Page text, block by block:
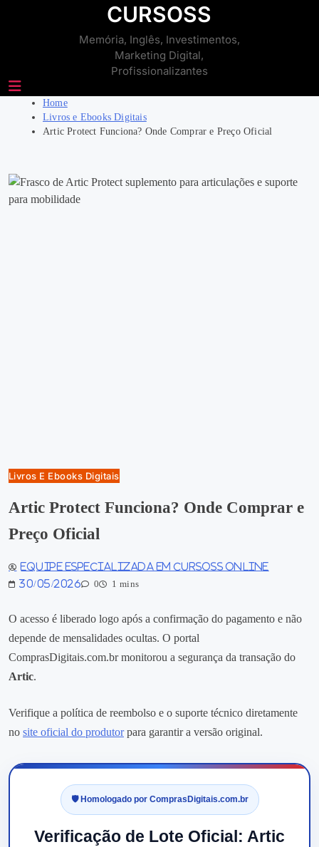
CURSOSS
Memória, Inglês, Investimentos,
Marketing Digital,
Profissionalizantes
Home
Livros e Ebooks Digitais
Artic Protect Funciona? Onde Comprar e Preço Oficial
Livros E Ebooks Digitais
Artic Protect Funciona? Onde Comprar e
Preço Oficial
Equipe especializada em Cursoss Online
30/05/2026
0 1 mins
O acesso é liberado logo após a confirmação do pagamento e não
depende de mensalidades ocultas. O portal
ComprasDigitais.com.br monitorou a segurança da transação do
Artic.
Verifique a política de reembolso e o suporte técnico diretamente
no site oficial do produtorpara garantir a versão original.
🛡️ Homologado por ComprasDigitais.com.br
Verificação de Lote Oficial: Artic